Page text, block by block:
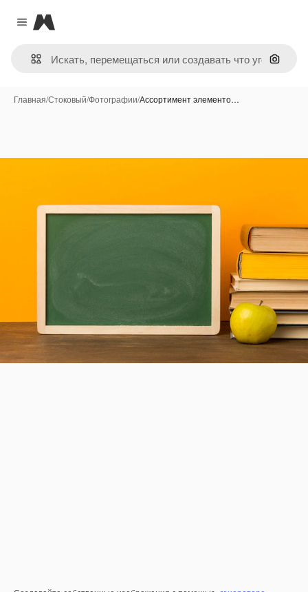
Close menu
Magnific
Поиск
Главная/Стоковый/Фотографии/Ассортимент элементо…